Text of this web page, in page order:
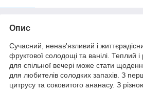
Опис
Сучасний, ненав'язливий і
фруктової солодощі та ванілі. Теплий
для спільної вечері може стати
для любителів солодких запахів. З
цитрусу та соковитого ананасу. З